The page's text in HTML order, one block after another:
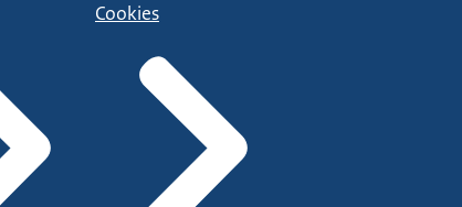
Cookies